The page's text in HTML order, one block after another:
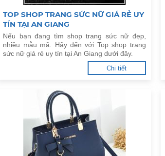
TOP SHOP TRANG SỨC NỮ GIÁ RẺ UY
TÍN TẠI AN GIANG
Nếu bạn đang tìm shop trang sức nữ đẹp,
nhiều mẫu mã. Hãy đến với Top shop trang
sức nữ giá rẻ uy tín tại An Giang dưới đây.
Chi tiết